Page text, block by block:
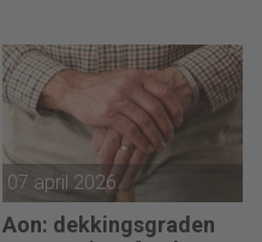
07 april 2026
Aon: dekkingsgraden